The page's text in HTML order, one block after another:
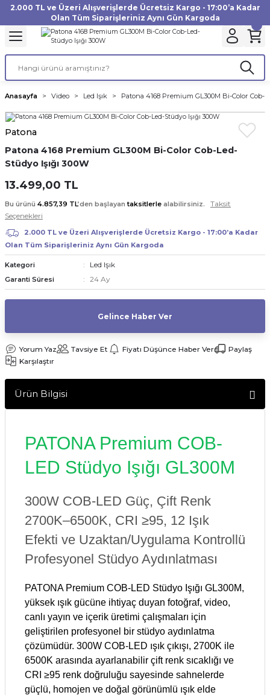
2.000 TL ve Üzeri Alışverişlerde Ücretsiz Kargo - 17:00’a Kadar
Olan Tüm Siparişleriniz Aynı Gün Kargoda
Geri Dön
Makinesi
Geri Dön
Geri Dön
Geri Dön
Geri Dön
Geri Dön
Geri Dön
Geri Dön
Geri Dön
Geri Dön
Geri Dön
Aksesuarları
Geri Dön
Anasayfa Video Led Işık Patona 4168 Premium GL300M Bi-Color Cob-
Patona
Patona 4168 Premium GL300M Bi-Color Cob-Led-
Stüdyo Işığı 300W
13.499,00 TL
Bu ürünü 4.857,39 TL’den başlayantaksitlerle alabilirsiniz.
Taksit
Seçenekleri
2.000 TL ve Üzeri Alışverişlerde Ücretsiz Kargo - 17:00’a Kadar
Olan Tüm Siparişleriniz Aynı Gün Kargoda
Kategori Led Işık
Garanti Süresi 24 Ay
Gelince Haber Ver
Yorum Yaz Tavsiye Et Fiyatı Düşünce Haber Ver
Paylaş
Karşılaştır
Ürün Bilgisi
PATONA Premium COB-
LED Stüdyo Işığı GL300M
300W COB-LED Güç, Çift Renk
2700K–6500K, CRI ≥95, 12 Işık
Efekti ve Uzaktan/Uygulama Kontrollü
Profesyonel Stüdyo Aydınlatması
PATONA Premium COB-LED Stüdyo Işığı GL300M,
yüksek ışık gücüne ihtiyaç duyan fotoğraf, video,
canlı yayın ve içerik üretimi çalışmaları için
geliştirilen profesyonel bir stüdyo aydınlatma
çözümüdür. 300W COB-LED ışık çıkışı, 2700K ile
6500K arasında ayarlanabilir çift renk sıcaklığı ve
CRI ≥95 renk doğruluğu sayesinde sahnelerde
güçlü, homojen ve doğal görünümlü ışık elde